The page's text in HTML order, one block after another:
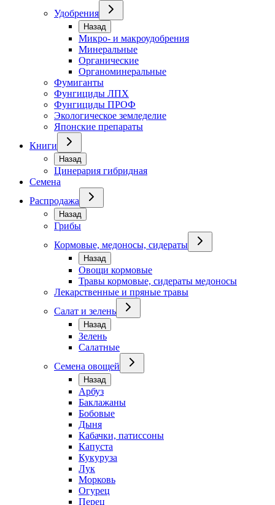
Удобрения
Назад
Микро- и макроудобрения
Минеральные
Органические
Органоминеральные
Фумиганты
Фунгициды ЛПХ
Фунгициды ПРОФ
Экологическое земледелие
Японские препараты
Книги
Назад
Цинерария гибридная
Семена
Распродажа
Назад
Грибы
Кормовые, медоносы, сидераты
Назад
Овощи кормовые
Травы кормовые, сидераты медоносы
Лекарственные и пряные травы
Салат и зелень
Назад
Зелень
Салатные
Семена овощей
Назад
Арбуз
Баклажаны
Бобовые
Дыня
Кабачки, патиссоны
Капуста
Кукуруза
Лук
Морковь
Огурец
Перец